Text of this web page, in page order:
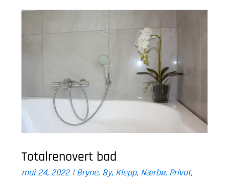
Totalrenovert bad
mai 24, 2022|Bryne, By, Klepp, Nærbø, Privat,